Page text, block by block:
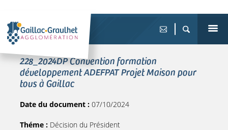
228_2024DP Convention formation
développement ADEFPAT Projet Maison pour
tous à Gaillac
Date du document : 07/10/2024
Théme : Décision du Président